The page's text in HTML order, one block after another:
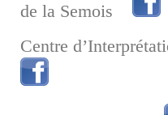
de la Semois
Centre